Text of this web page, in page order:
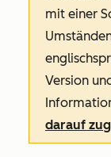
mit einer
Version
darauf